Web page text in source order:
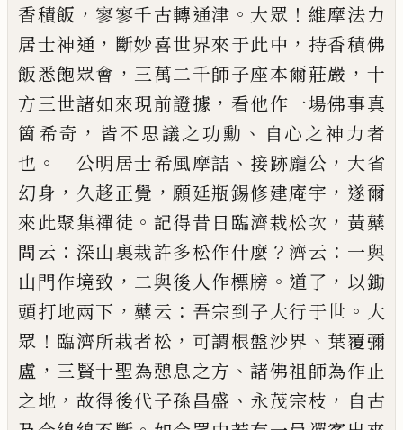
香積飯 ， 寥寥千古轉通津 。 大眾 ！ 維摩法力
居士神通 ， 斷妙喜世界來于此中 ， 持香積佛
飯悉飽眾會 ， 三萬二千師子座本爾莊嚴 ， 十
方三世諸如來現前證據 ， 看他作一場佛事真
箇希奇 ， 皆不思議之功勳 、 自心之神力者
也 。 公明居士希風摩詰 、 接跡龐公 ， 大省
幻身 ， 久趍正覺 ， 願延瓶錫修建庵宇 ， 遂爾
來此聚集禪徒 。 記得昔日臨濟栽松次 ， 黃蘗
問云 ： 深山裏栽許多松作什麼 ？ 濟云 ： 一與
山門作境致 ， 二與後人作標牓 。 道了 ， 以鋤
頭打地兩下 ，蘗云 ： 吾宗到子大行于世 。 大
眾 ！ 臨濟所栽者松 ， 可謂根盤沙界 、 葉覆彌
盧 ， 三賢十聖為憩息之方 、諸佛祖師為作止
之地 ， 故得後代子孫昌盛 、 永茂宗枝 ， 自古